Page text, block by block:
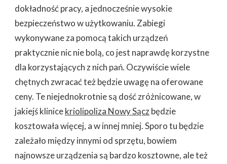
dokładność pracy, a jednocześnie wysokie
bezpieczeństwo w użytkowaniu. Zabiegi
wykonywane za pomocą takich urządzeń
praktycznie nic nie bolą, co jest naprawdę korzystne
dla korzystających z nich pań. Oczywiście wiele
chętnych zwracać też będzie uwagę na oferowane
ceny. Te niejednokrotnie są dość zróżnicowane, w
jakiejś klinicekriolipoliza Nowy Sączbędzie
kosztowała więcej, a w innej mniej. Sporo tu będzie
zależało między innymi od sprzętu, bowiem
najnowsze urządzenia są bardzo kosztowne, ale też